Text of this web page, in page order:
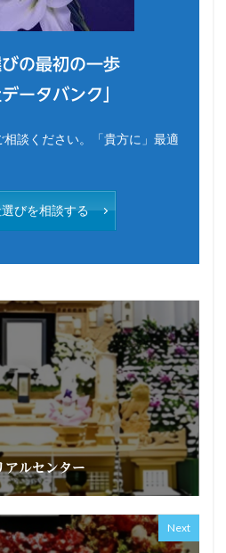
の最初の一歩
ータバンク」
談ください。「貴方に」最適
びを相談する
アルセンター
Next